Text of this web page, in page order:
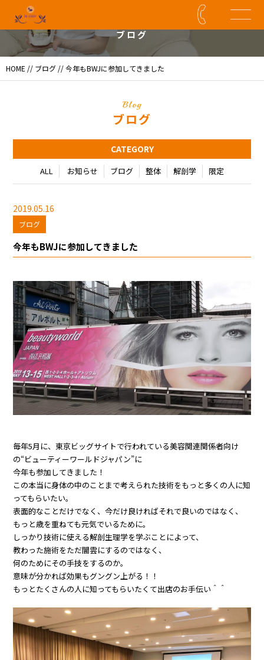
ブログ
HOME // ブログ // 今年もBWJに参加してきました
Blog
ブログ
CATEGORY
ALL お知らせ ブログ 整体 解剖学 限定
2019.05.16
ブログ
今年もBWJに参加してきました
毎年5月に、東京ビッグサイトで行われている美容関連関係者向け
の“ビューティーワールドジャパン”に
今年も参加してきました！
この本当に身体の中のことまで考えられた技術をもっと多くの人に知
ってもらいたい。
表面的なことだけでなく、今だけ良ければそれで良いのではなく、
もっと歳を重ねても元気でいるために。
しっかり技術に使える解剖生理学を学ぶことによって、
教わった施術をただ闇雲にするのではなく、
何のためにその手技をするのか。
意味が分かれば効果もグングン上がる！！
もっとたくさんの人に知ってもらいたくて出店のお手伝い＾＾